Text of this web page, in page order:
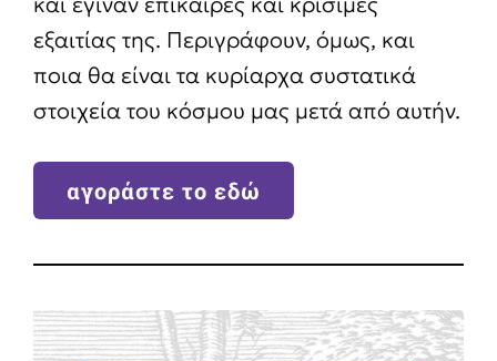
εξαιτίας της. Περιγράφουν, όμως, και
ποια θα είναι τα κυρίαρχα συστατικά
στοιχεία του κόσμου μας μετά από αυτήν.
αγοράστε το εδώ